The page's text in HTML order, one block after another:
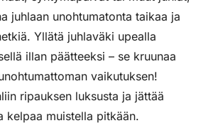
juhlaan unohtumatonta taikaa ja
Yllätä juhlaväki upealla
illan päätteeksi – se kruunaa
vaikutuksen!
ripauksen luksusta ja jättää
kelpaa muistella pitkään.